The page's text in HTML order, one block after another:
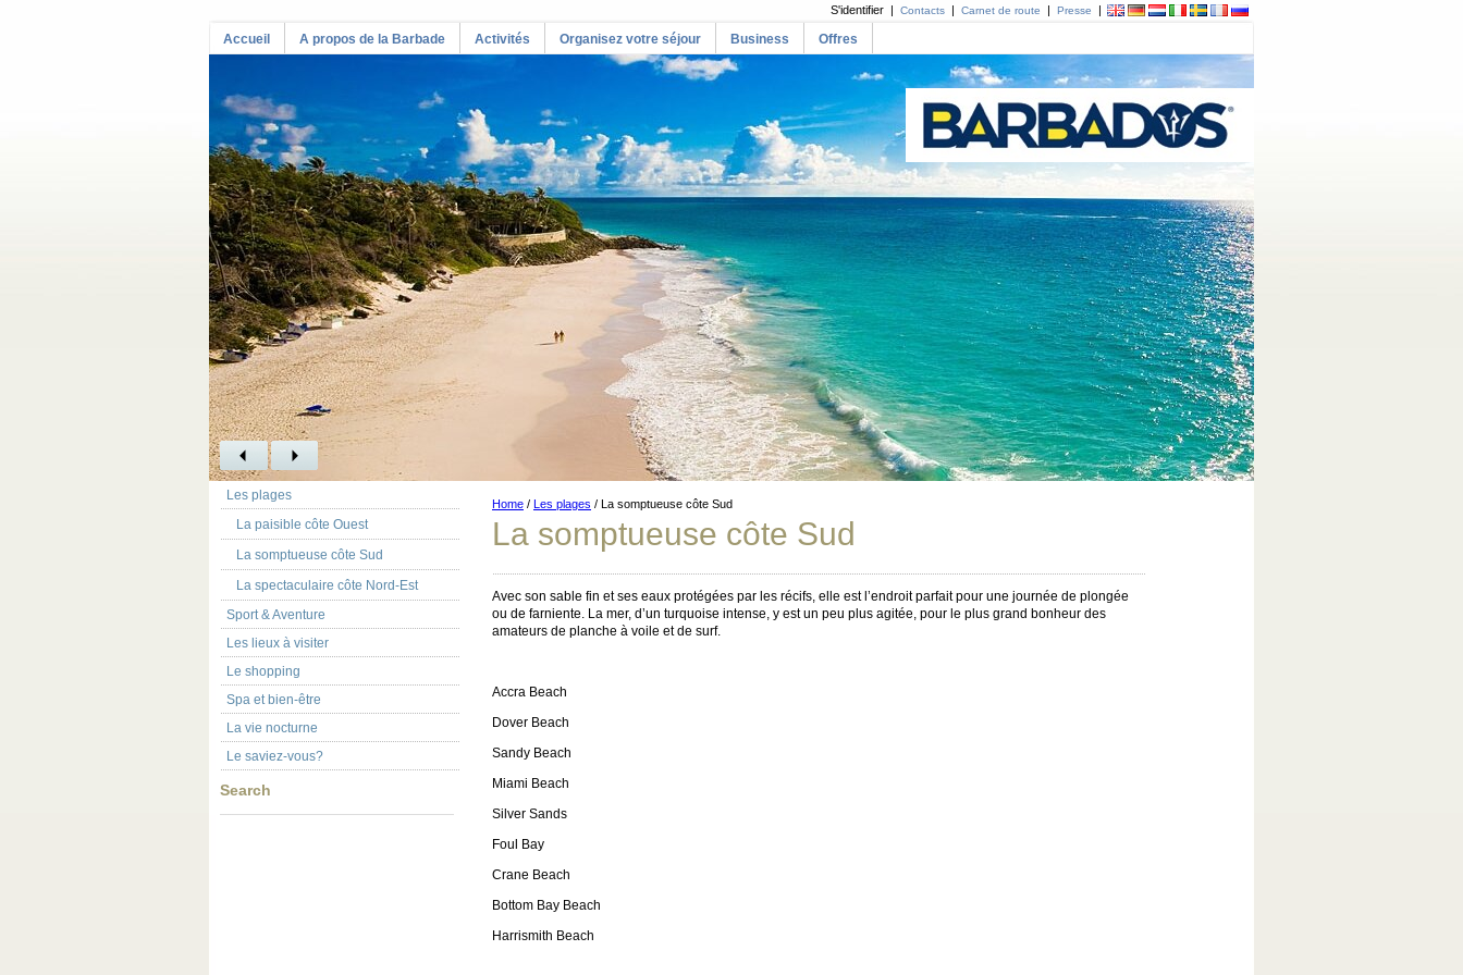
S'identifier | Contacts | Carnet de route | Presse |
Accueil A propos de la Barbade Activités Organisez votre séjour Business Offres
Les plages
La paisible côte Ouest
La somptueuse côte Sud
La spectaculaire côte Nord-Est
Sport & Aventure
Les lieux à visiter
Le shopping
Spa et bien-être
La vie nocturne
Le saviez-vous?
Search
Home / Les plages / La somptueuse côte Sud
La somptueuse côte Sud
Avec son sable fin et ses eaux protégées par les récifs, elle est l’endroit parfait pour une journée de plongée
ou de farniente. La mer, d’un turquoise intense, y est un peu plus agitée, pour le plus grand bonheur des
amateurs de planche à voile et de surf.
Accra Beach
Dover Beach
Sandy Beach
Miami Beach
Silver Sands
Foul Bay
Crane Beach
Bottom Bay Beach
Harrismith Beach